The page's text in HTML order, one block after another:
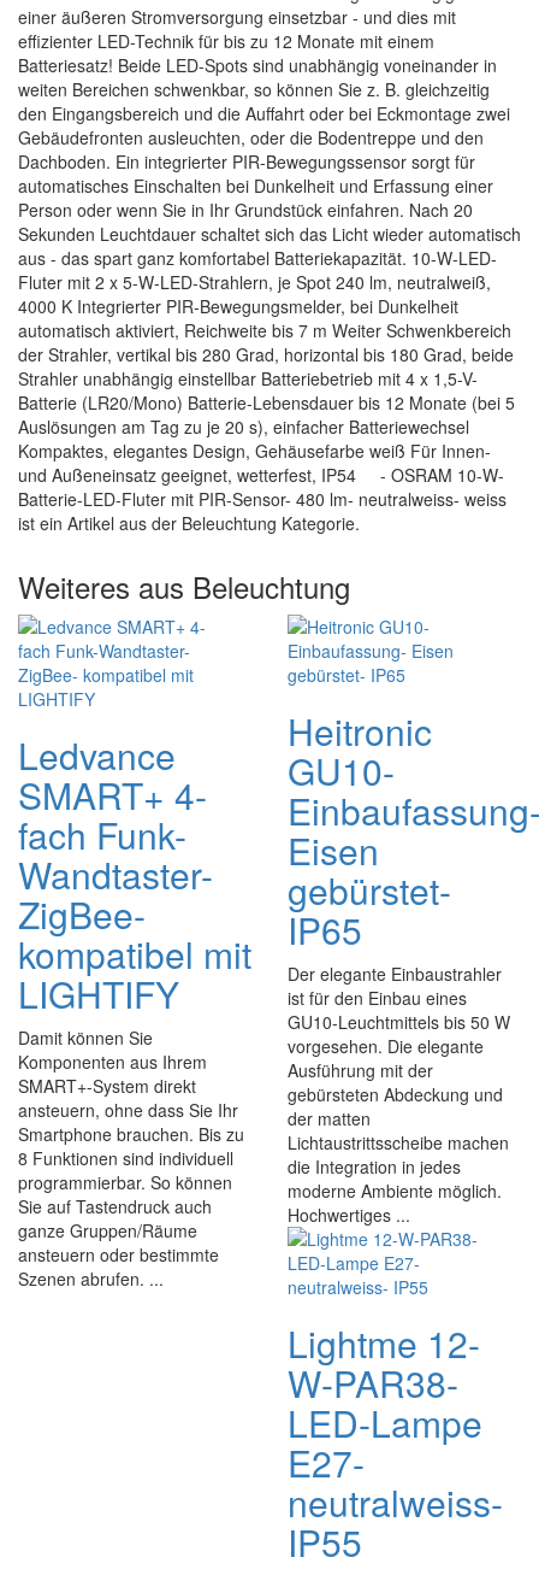
einer äußeren Stromversorgung einsetzbar - und dies mit
effizienter LED-Technik für bis zu 12 Monate mit einem
Batteriesatz! Beide LED-Spots sind unabhängig voneinander in
weiten Bereichen schwenkbar, so können Sie z. B. gleichzeitig
den Eingangsbereich und die Auffahrt oder bei Eckmontage zwei
Gebäudefronten ausleuchten, oder die Bodentreppe und den
Dachboden. Ein integrierter PIR-Bewegungssensor sorgt für
automatisches Einschalten bei Dunkelheit und Erfassung einer
Person oder wenn Sie in Ihr Grundstück einfahren. Nach 20
Sekunden Leuchtdauer schaltet sich das Licht wieder automatisch
aus - das spart ganz komfortabel Batteriekapazität. 10-W-LED-
Fluter mit 2 x 5-W-LED-Strahlern, je Spot 240 lm, neutralweiß,
4000 K Integrierter PIR-Bewegungsmelder, bei Dunkelheit
automatisch aktiviert, Reichweite bis 7 m Weiter Schwenkbereich
der Strahler, vertikal bis 280 Grad, horizontal bis 180 Grad, beide
Strahler unabhängig einstellbar Batteriebetrieb mit 4 x 1,5-V-
Batterie (LR20/Mono) Batterie-Lebensdauer bis 12 Monate (bei 5
Auslösungen am Tag zu je 20 s), einfacher Batteriewechsel
Kompaktes, elegantes Design, Gehäusefarbe weiß Für Innen-
und Außeneinsatz geeignet, wetterfest, IP54 - OSRAM 10-W-
Batterie-LED-Fluter mit PIR-Sensor- 480 lm- neutralweiss- weiss
ist ein Artikel aus der Beleuchtung Kategorie.
Weiteres aus Beleuchtung
Ledvance
SMART+ 4-
fach Funk-
Wandtaster-
ZigBee-
kompatibel mit
LIGHTIFY
Damit können Sie
Komponenten aus Ihrem
SMART+-System direkt
ansteuern, ohne dass Sie Ihr
Smartphone brauchen. Bis zu
8 Funktionen sind individuell
programmierbar. So können
Sie auf Tastendruck auch
ganze Gruppen/Räume
ansteuern oder bestimmte
Szenen abrufen. ...
Heitronic
GU10-
Eisen
gebürstet-
IP65
Der elegante Einbaustrahler
ist für den Einbau eines
GU10-Leuchtmittels bis 50 W
vorgesehen. Die elegante
Ausführung mit der
gebürsteten Abdeckung und
der matten
Lichtaustrittsscheibe machen
die Integration in jedes
moderne Ambiente möglich.
Hochwertiges ...
Lightme 12-
W-PAR38-
LED-Lampe
E27-
neutralweiss-
IP55